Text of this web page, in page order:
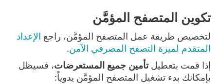
تكوين المتصفح المؤمَّن
لتخصيص طريقة عمل المتصفح المؤمَّن، راجع الإعداد
المتقدم لميزة التصفح المصرفي الآمن.
إذا قمت بتعطيلتأمين جميع المستعرضات، فسيظل
بإمكانك بدء تشغيل المتصفح المؤمَّن يدوياً: